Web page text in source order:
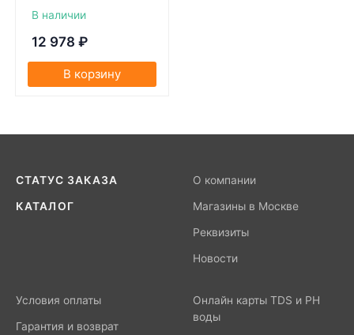
В наличии
12 978 ₽
В корзину
СТАТУС ЗАКАЗА
КАТАЛОГ
О компании
Магазины в Москве
Реквизиты
Новости
Условия оплаты
Гарантия и возврат
Онлайн карты TDS и PH
воды